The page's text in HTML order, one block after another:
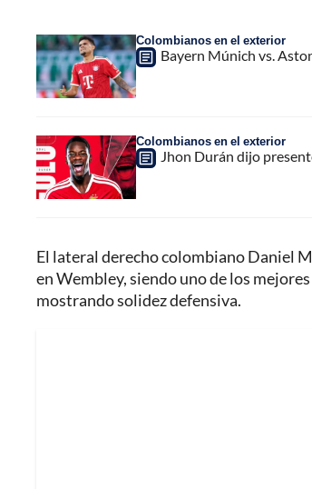
Colombianos en el exterior
Bayern Múnich vs.
Colombianos en el exterior
Jhon Durán dijo
El lateral derecho colombiano Daniel
en Wembley, siendo uno de los
mostrando solidez defensiva.